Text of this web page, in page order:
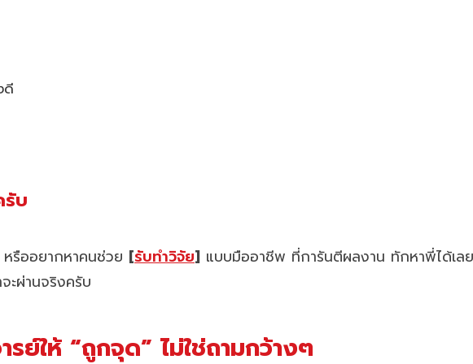
ดี
บ
รืออยากหาคนช่วย [รับทำวิจัย] แบบมืออาชีพ ที่การันตีผลงาน ทักหาพี่ได้เล
ะผ่านจริงครับ
รย์ให้ “ถูกจุด” ไม่ใช่ถามกว้างๆ